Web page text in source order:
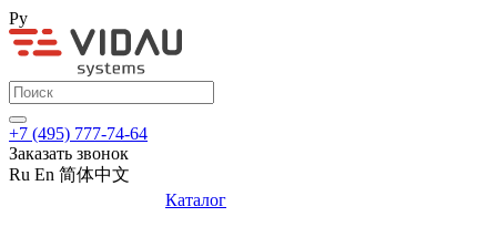
Ру
+7 (495) 777-74-64
Заказать звонок
Ru En 简体中文
Каталог